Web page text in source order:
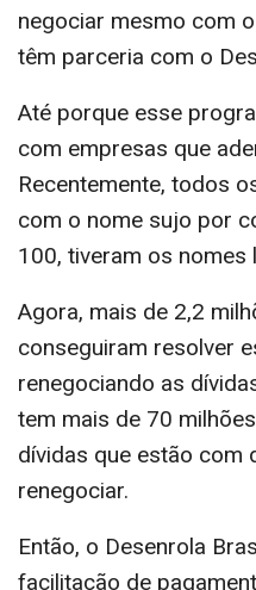
negociar mesmo com
têm parceria com o
Até porque esse
com empresas que
Recentemente, todos
com o nome sujo por
100, tiveram os nomes
Agora, mais de 2,2
conseguiram resolver
renegociando as
tem mais de 70
dívidas que estão com
renegociar.
Então, o Desenrola
facilitação de